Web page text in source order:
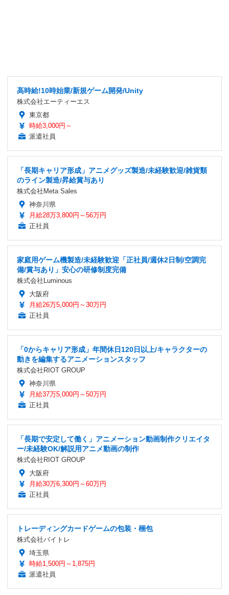
高時給!10時始業/新規ゲーム開発/Unity
株式会社エーティーエス
東京都
時給3,000円～
派遣社員
「長期キャリア形成」アニメグッズ製造/未経験歓迎/雑貨類
のライン製造/昇給賞与あり
株式会社Meta Sales
神奈川県
月給28万3,800円～56万円
正社員
家庭用ゲーム機製造/未経験歓迎「正社員/週休2日制/空調完
備/賞与あり」安心の研修制度完備
株式会社Luminous
大阪府
月給26万5,000円～30万円
正社員
「0からキャリア形成」年間休日120日以上/キャラクターの
動きを編集するアニメーションスタッフ
株式会社RIOT GROUP
神奈川県
月給37万5,000円～50万円
正社員
「長期で安定して働く」アニメーション動画制作クリエイタ
ー/未経験OK/解説用アニメ動画の制作
株式会社RIOT GROUP
大阪府
月給30万6,300円～60万円
正社員
トレーディングカードゲームの包装・梱包
株式会社バイトレ
埼玉県
時給1,500円～1,875円
派遣社員